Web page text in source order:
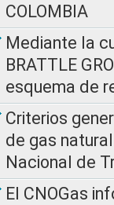
COLOMBIA
Mediante la
BRATTLE
esquema de
Criterios
de gas
Nacional de
El CNOGas